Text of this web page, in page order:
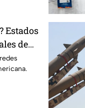
Estados
de